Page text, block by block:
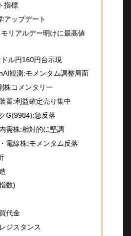
指標
アップデート
リアルデー明けに最高値
ル円160円台示現
観測:モメンタム調整局面
株コメンタリー
置:利益確定売り集中
G(9984):急反落
需株:相対的に堅調
電線株:モメンタム反落
数)
代金
ジスタンス